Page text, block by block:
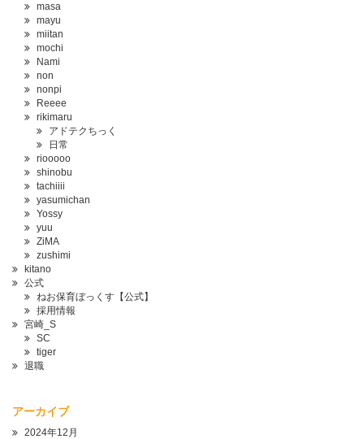
masa
mayu
miitan
mochi
Nami
non
nonpi
Reeee
rikimaru
アドテクちっく
日常
riooooo
shinobu
tachiiii
yasumichan
Yossy
yuu
ZiMA
zushimi
kitano
公式
ねお保育ぼっくす【公式】
採用情報
宮崎_S
SC
tiger
退職
アーカイブ
2024年12月